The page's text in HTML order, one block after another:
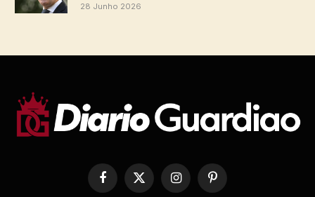
28 Junho 2026
Facebook
X
InstagramPinterest